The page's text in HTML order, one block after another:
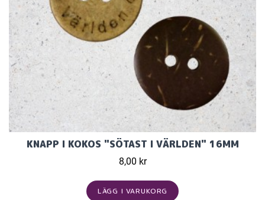
KNAPP I KOKOS "SÖTAST I VÄRLDEN" 16MM
8,00 kr
LÄGG I VARUKORG